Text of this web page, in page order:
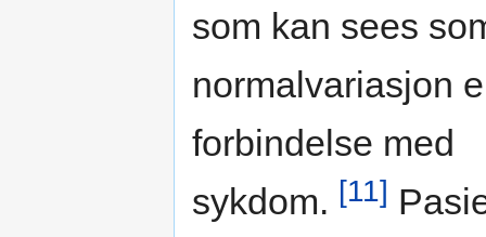
som kan sees
normalvariasjon
forbindelse med
sykdom. [11]